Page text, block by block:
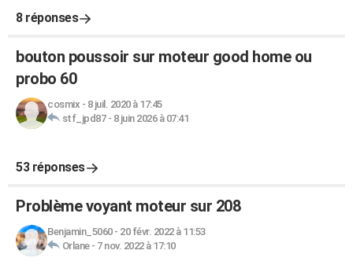
8 réponses
bouton poussoir sur moteur good home ou
probo 60
cosmix - 8 juil. 2020 à 17:45
stf_jpd87- 8 juin 2026 à 07:41
53 réponses
Problème voyant moteur sur 208
Benjamin_5060- 20 févr. 2022 à 11:53
Orlane- 7 nov. 2022 à 17:10